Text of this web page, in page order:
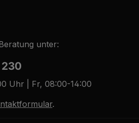
unter:
230
Uhr | Fr, 08:00-14:00
.